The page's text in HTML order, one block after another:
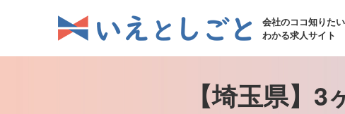
会社のココ知りた
わかる求人サイト
【埼玉県】